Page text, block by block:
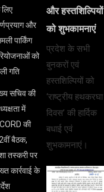
और
पार्किंग
को
गति
सचिव की
में
की
बैठक,
तस्करी पर
कार्रवाई के
और हस्तशिल्पियों
को शुभकामनाएं
प्रदेश के सभी
बुनकरों एवं
हस्तशिल्पियों को
‘राष्ट्रीय हथकरघा
दिवस’ की हार्दिक
बधाई एवं
शुभकामनाएं।